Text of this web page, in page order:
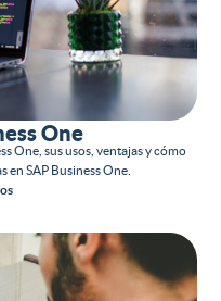
One
One, sus usos, ventajas y cómo
en SAP Business One.